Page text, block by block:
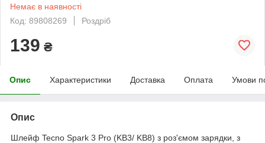
Немає в наявності
Код: 89808269
Роздріб
139 ₴
Опис Характеристики Доставка Оплата Умови
Опис
Шлейф Tecno Spark 3 Pro (KB3/ KB8) з роз'ємом зарядки, з